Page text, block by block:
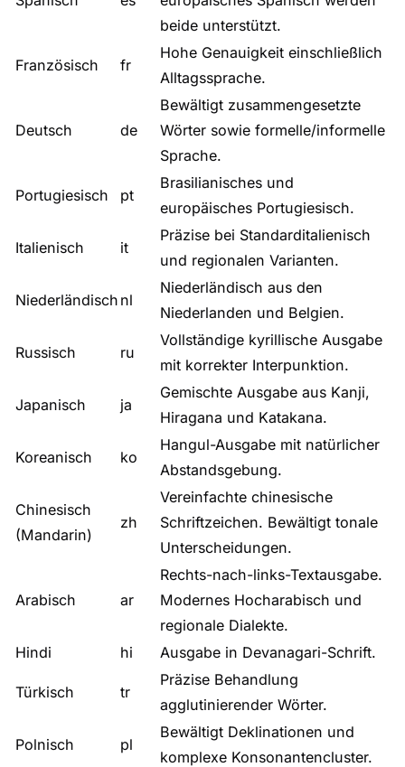
beide unterstützt.
Französisch fr
Hohe Genauigkeit einschließlich
Alltagssprache.
Deutsch de
Bewältigt zusammengesetzte
Wörter sowie formelle/informelle
Sprache.
Portugiesisch pt
Brasilianisches und
europäisches Portugiesisch.
Italienisch it
Präzise bei Standarditalienisch
und regionalen Varianten.
Niederländisch nl
Niederländisch aus den
Niederlanden und Belgien.
Russisch ru
Vollständige kyrillische Ausgabe
mit korrekter Interpunktion.
Japanisch ja
Gemischte Ausgabe aus Kanji,
Hiragana und Katakana.
Koreanisch ko
Hangul-Ausgabe mit natürlicher
Abstandsgebung.
Chinesisch
(Mandarin)
zh
Vereinfachte chinesische
Schriftzeichen. Bewältigt tonale
Unterscheidungen.
Arabisch ar
Rechts-nach-links-Textausgabe.
Modernes Hocharabisch und
regionale Dialekte.
Hindi
hi Ausgabe in Devanagari-Schrift.
Türkisch tr
Präzise Behandlung
agglutinierender Wörter.
Polnisch pl
Bewältigt Deklinationen und
komplexe Konsonantencluster.